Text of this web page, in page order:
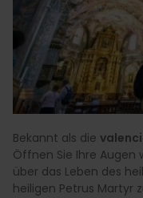
Bekannt als die
Öffnen Sie Ihre Augen
über das Leben des
heiligen Petrus Martyr